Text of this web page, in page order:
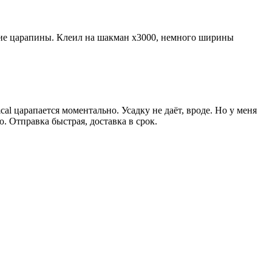
царапины. Клеил на шакман х3000, немного ширины
царапается моментально. Усадку не даёт, вроде. Но у меня
Отправка быстрая, доставка в срок.